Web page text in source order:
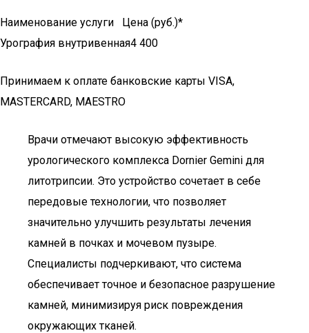
Наименование услуги Цена (руб.)*
Урография внутривенная4 400
Принимаем к оплате банковские карты VISA,
MASTERCARD, MAESTRO
Врачи отмечают высокую эффективность
урологического комплекса Dornier Gemini для
литотрипсии. Это устройство сочетает в себе
передовые технологии, что позволяет
значительно улучшить результаты лечения
камней в почках и мочевом пузыре.
Специалисты подчеркивают, что система
обеспечивает точное и безопасное разрушение
камней, минимизируя риск повреждения
окружающих тканей.